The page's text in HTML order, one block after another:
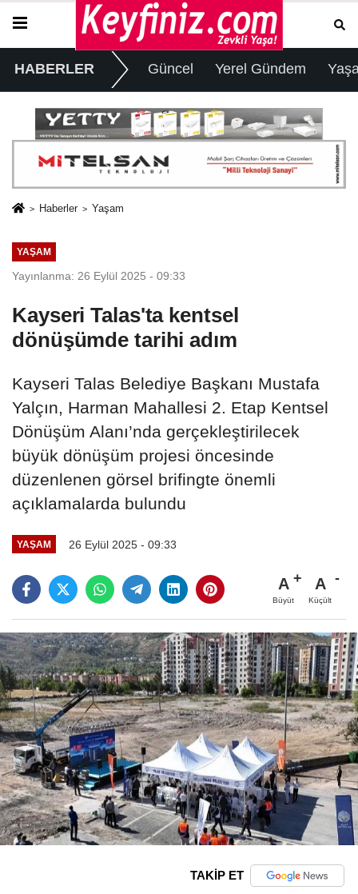
HABERLER Güncel Yerel Gündem
Haberler Yaşam
YAŞAM
Yayınlanma: 26 Eylül 2025 - 09:33
Kayseri Talas'ta kentsel
dönüşümde tarihi adım
Kayseri Talas Belediye Başkanı Mustafa
Yalçın, Harman Mahallesi 2. Etap Kentsel
Dönüşüm Alanı’nda gerçekleştirilecek
büyük dönüşüm projesi öncesinde
düzenlenen görsel brifingte önemli
açıklamalarda bulundu
YAŞAM 26 Eylül 2025 - 09:33
A
Büyüt
A
Küçült
TAKİP ET